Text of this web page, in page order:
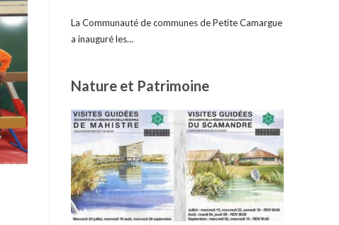
La Communauté de communes de Petite Camargue
a inauguré les…
Nature et Patrimoine